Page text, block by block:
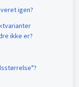
igen?
ikke er?